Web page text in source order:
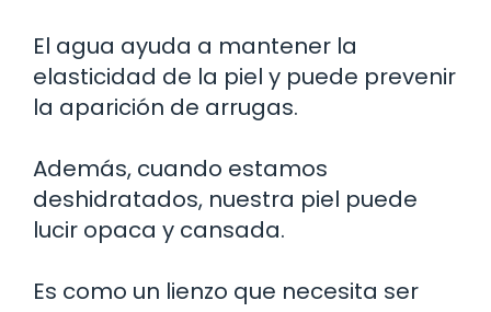
El agua ayuda a mantener la
elasticidad de la piel y puede prevenir
la aparición de arrugas.
Además, cuando estamos
deshidratados, nuestra piel puede
lucir opaca y cansada.
Es como un lienzo que necesita ser